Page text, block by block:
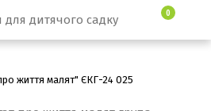
0
життя малят" ЄКГ-24 025